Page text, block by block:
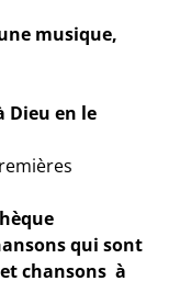
musique,
Dieu en le
qui sont
chansons à